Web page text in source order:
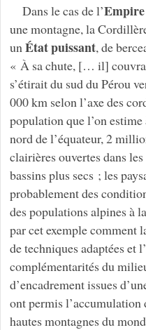
Dans le cas de l’
une montagne, la
un État puissant, de
« À sa chute, [… il]
s’étirait du sud du Pérou
000 km selon l’axe des
population que l’on
nord de l’équateur, 2
clairières ouvertes dans
bassins plus secs ; les
probablement des
des populations alpines à
par cet exemple comment
de techniques adaptées et
complémentarités du
d’encadrement issues
ont permis l’accumulation
hautes montagnes du